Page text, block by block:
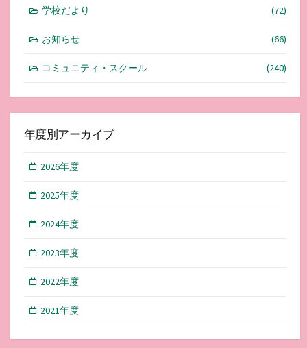
学校だより (72)
お知らせ (66)
コミュニティ・スクール (240)
年度別アーカイブ
2026年度
2025年度
2024年度
2023年度
2022年度
2021年度